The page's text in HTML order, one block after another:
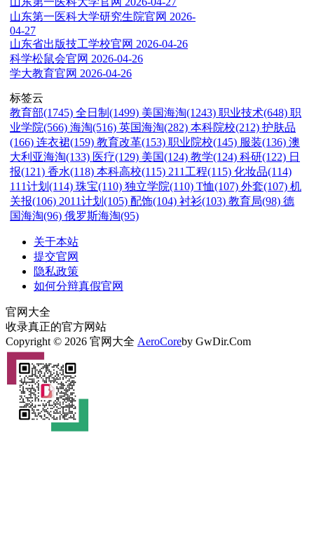
山东第一医科大学研究生院官网 2026-
04-27
山东省出版技工学校官网 2026-04-26
科学松鼠会官网 2026-04-26
学大教育官网 2026-04-26
标签云
教育部(1745) 全日制(1499) 美国海淘(1243) 职业技术(648) 职
业学院(566) 海淘(516) 英国海淘(282) 本科院校(212) 护肤品
(166) 连衣裙(159) 教育改革(153) 职业院校(145) 服装(136) 澳
大利亚海淘(133) 医疗(129) 美国(124) 教学(124) 科研(122) 日
报(121) 香水(118) 本科高校(115) 211工程(115) 化妆品(114)
111计划(114) 珠宝(110) 独立学院(110) T恤(107) 外套(107) 机
关报(106) 2011计划(105) 配饰(104) 衬衫(103) 教育局(98) 德
国海淘(96) 俄罗斯海淘(95)
关于本站
提交官网
隐私政策
如何分辩真假官网
官网大全
收录真正的官方网站
Copyright © 2026 官网大全 AeroCoreby GwDir.Com